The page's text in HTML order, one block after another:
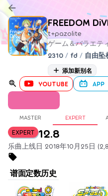
FREEDOM
t+pazolite
ゲーム＆バラエテ
2310 / fd / 自由坠
添加新别名
YOUTUBE APP
MASTER EXPERT
EXPERT 12.8
乐曲上线日 2018年10月25日
谱面定数历史